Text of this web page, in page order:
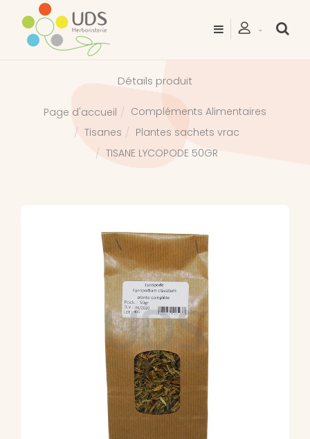
Détails produit
Page d'accueil
Compléments Alimentaires
Tisanes
Plantes sachets vrac
TISANE LYCOPODE 50GR